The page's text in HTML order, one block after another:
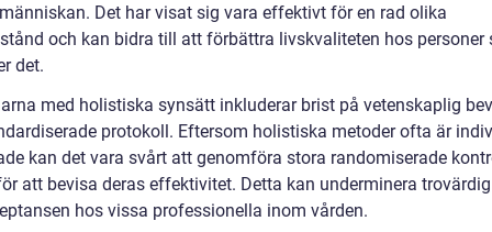
Det har visat sig vara effektivt för en rad olika
och kan bidra till att förbättra livskvaliteten hos personer
det.
med holistiska synsätt inkluderar brist på vetenskaplig
protokoll. Eftersom holistiska metoder ofta är
kan det vara svårt att genomföra stora randomiserade
att bevisa deras effektivitet. Detta kan underminera
hos vissa professionella inom vården.